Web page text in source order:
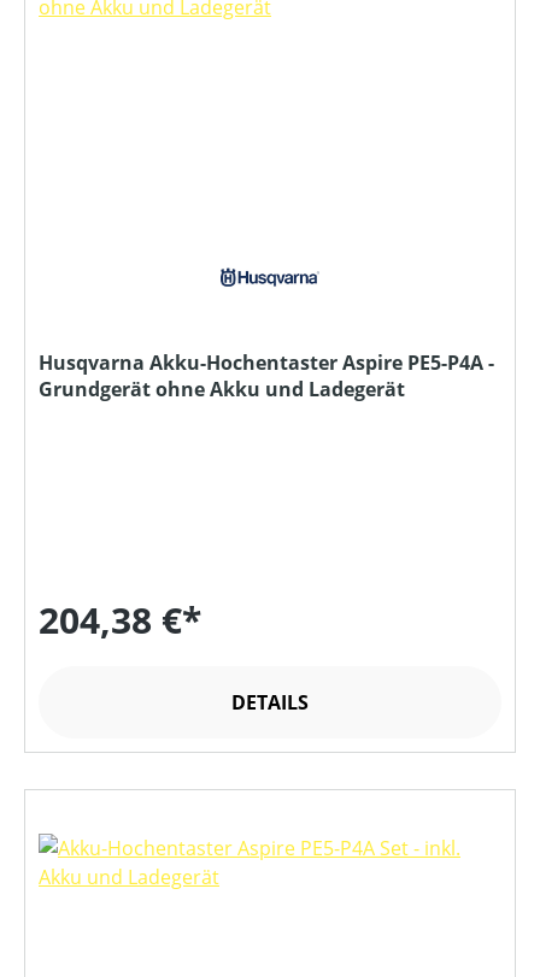
Husqvarna Akku-Hochentaster Aspire PE5-P4A -
Grundgerät ohne Akku und Ladegerät
204,38 €*
DETAILS